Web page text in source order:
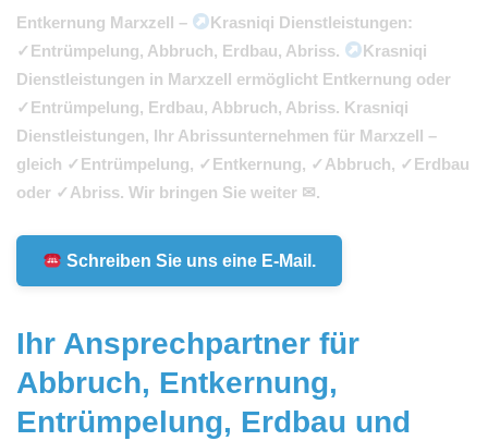
Entkernung Marxzell –
Krasniqi Dienstleistungen:
✓Entrümpelung, Abbruch, Erdbau, Abriss.
Krasniqi
Dienstleistungen in Marxzell ermöglicht Entkernung oder
✓Entrümpelung, Erdbau, Abbruch, Abriss. Krasniqi
Dienstleistungen, Ihr Abrissunternehmen für Marxzell –
gleich ✓Entrümpelung, ✓Entkernung, ✓Abbruch, ✓Erdbau
oder ✓Abriss. Wir bringen Sie weiter ✉.
Schreiben Sie uns eine E-Mail.
Ihr Ansprechpartner für
Abbruch, Entkernung,
Entrümpelung, Erdbau und